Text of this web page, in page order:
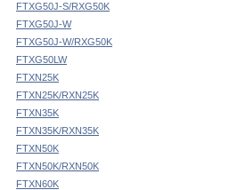
FTXG50J-S/RXG50K
FTXG50J-W
FTXG50J-W/RXG50K
FTXG50LW
FTXN25K
FTXN25K/RXN25K
FTXN35K
FTXN35K/RXN35K
FTXN50K
FTXN50K/RXN50K
FTXN60K